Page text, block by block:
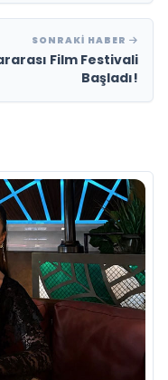
SONRAKI HABER
Film Festivali
Başladı!